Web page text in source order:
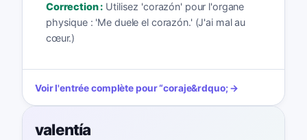
Correction : Utilisez 'corazón' pour l'organe
physique : 'Me duele el corazón.' (J'ai mal au
cœur.)
Voir l'entrée complète pour“coraje&rdquo; →
valentía